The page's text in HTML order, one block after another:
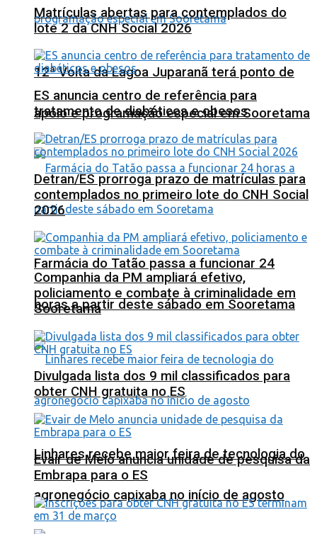
12ª Volta da Lagoa Juparanã terá ponto de
apoio e programação especial em Sooretama
Farmácia do Tatão passa a funcionar 24
horas a partir deste sábado em Sooretama
Linhares recebe maior feira de tecnologia do
agronegócio capixaba no início de agosto
Matrículas abertas para contemplados do
lote 2 da CNH Social 2026
ES anuncia centro de referência para
tratamento de diabéticos e obesos
Detran/ES prorroga prazo de matrículas para
contemplados no primeiro lote do CNH Social
2026
Companhia da PM ampliará efetivo,
policiamento e combate à criminalidade em
Sooretama
Divulgada lista dos 9 mil classificados para
obter CNH gratuita no ES
Evair de Melo anuncia unidade de pesquisa da
Embrapa para o ES